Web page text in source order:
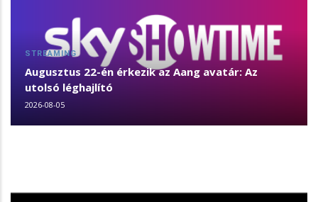
STREAMING
Augusztus 22-én érkezik az Aang avatár: Az
utolsó léghajlító
2026-08-05